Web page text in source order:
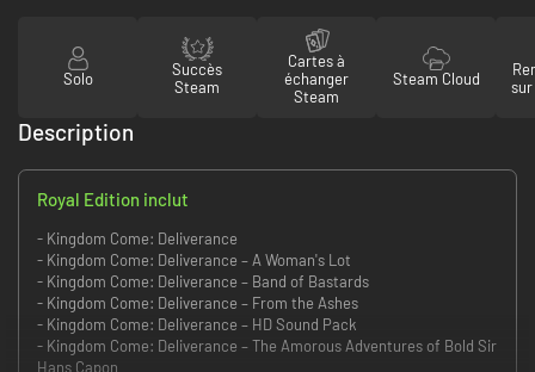
Solo
Succès
Steam
Cartes à
échanger
Steam
Steam Cloud
Description
Royal Edition inclut
- Kingdom Come: Deliverance
- Kingdom Come: Deliverance – A Woman's Lot
- Kingdom Come: Deliverance – Band of Bastards
- Kingdom Come: Deliverance – From the Ashes
- Kingdom Come: Deliverance – HD Sound Pack
- Kingdom Come: Deliverance – The Amorous Adventures of Bold Sir
Hans Capon